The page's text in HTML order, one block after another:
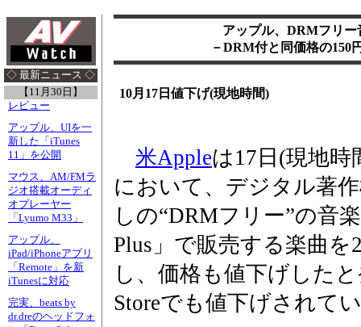
◇ 最新ニュース ◇
【11月30日】
レビュー
アップル、UIを一
新した「iTunes
11」を公開
マウス、AM/FMラ
ジオ搭載オーディ
オプレーヤー
「Lyumo M33」
アップル、
iPad/iPhoneアプリ
「Remote」を新
iTunesに対応
完実、beats by
dr.dreのヘッドフォ
アップル、DRMフリー
－DRM付と同価格の150
10月17日値下げ(現地時間)
米Appleは17日(現地時
において、デジタル著
しの“DRMフリー”の音
Plus」で販売する楽曲を
し、価格も値下げした
Storeでも値下げされて